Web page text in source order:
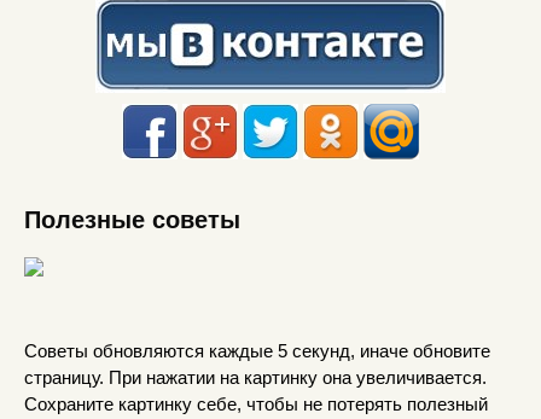
Полезные советы
Советы обновляются каждые 5 секунд, иначе обновите
страницу. При нажатии на картинку она увеличивается.
Сохраните картинку себе, чтобы не потерять полезный